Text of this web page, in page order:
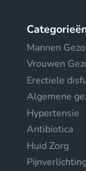
Mannen
Vrouwen
Erectiele
Algemene
Hypertensie
Antibiotica
Huid Zorg
Pijnverlichting